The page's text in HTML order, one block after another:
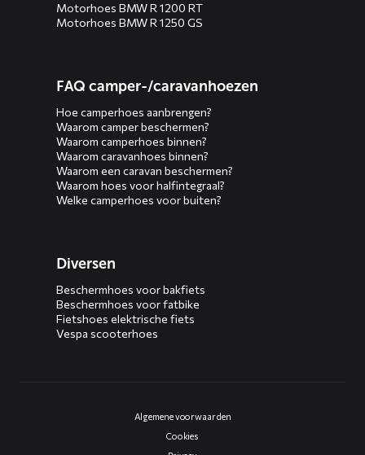
Motorhoes BMW R 1200 RT
Motorhoes BMW R 1250 GS
FAQ camper-/caravanhoezen
Hoe camperhoes aanbrengen?
Waarom camper beschermen?
Waarom camperhoes binnen?
Waarom caravanhoes binnen?
Waarom een caravan beschermen?
Waarom hoes voor halfintegraal?
Welke camperhoes voor buiten?
Diversen
Beschermhoes voor bakfiets
Beschermhoes voor fatbike
Fietshoes elektrische fiets
Vespa scooterhoes
Algemene voorwaarden
Cookies